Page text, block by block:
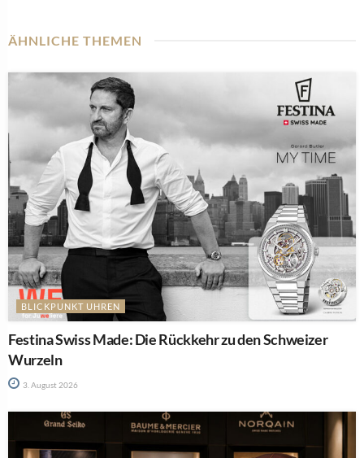
ÄHNLICHE THEMEN
BLICKPUNKT UHREN
Festina Swiss Made: Die Rückkehr zu den Schweizer
Wurzeln
3. August 2026